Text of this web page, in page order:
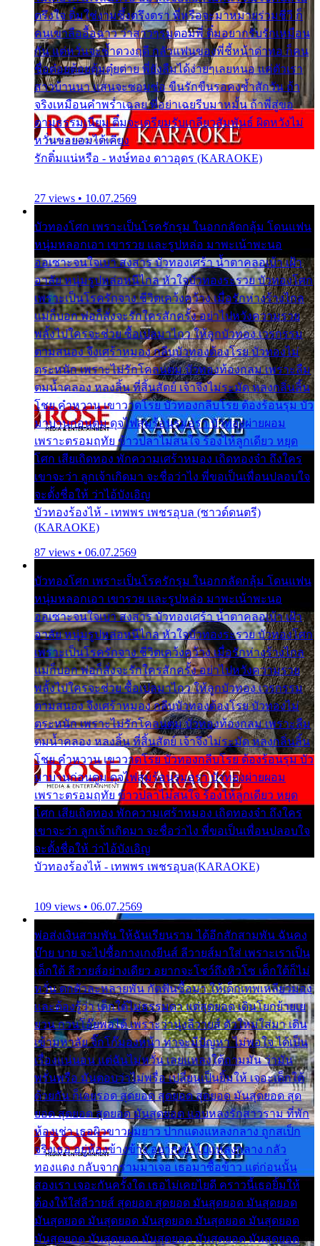
ตรึงใจ ติ๋มใช่งามซึ้งตรึงตรา พี่หรือจะมาหมายร่วมชีวี ก็
คนเขาลืออื้อฉาว ว่าสาวๆรุมตอมพี่ ติ๋มอยากรับรักเหมือน
กัน แต่หวั่นจะช้ำดวงฤดี กลัวแฟนของพี่ชี้หน้าด่าทอ ก็คน
ชื่อต๋อยต้อยตุ้มตุ๋ยต่าย พี่ยังลืมได้ง่ายๆเลยหนอ แค่ตัวเรา
สาวบ้านนา แสนจะซอมซ่อ ขืนรักขืนรอคงช้ำสักวัน ถ้า
จริงเหมือนคำพร่ำเฉลย พี่อย่าเฉยรีบมาหมั้น ถ้าพี่สู่ขอ
ตามธรรมเนียม ติ๋มจะเตรียมรับเกลียวสัมพันธ์ ผิดหวังไม่
หวั่นขอยอมได้เคียง
รักติ๋มแน่หรือ - หงษ์ทอง ดาวอุดร (KARAOKE)
27 views • 10.07.2569
บัวทองโศก เพราะเป็นโรครักรุม ในอกกลัดกลุ้ม โดนแฟน
หนุ่มหลอกเอา เขารวย และรูปหล่อ มาพะเน้าพะนอ
ออเซาะจนใจเบา สงสาร บัวทองเศร้า น้ำตาคลอเบ้า เฝ้า
อาลัย หนุ่มรูปหล่อหนีไกล หัวใจบัวทองระรวย บัวทองโศก
เพราะเป็นโรครักจาง ชีวิตเคว้งคว้าง เมื่อรักห่างร้างไกล
แม่ก็บอก พ่อก็สั่งจะรักใครสักครั้ง อย่าไปหวังความรวย
พลั้งไปใครจะช่วย ซื้อเปลมาไกว ให้ลูกบัวทอง เวรกรรม
ตามสนอง จึงเศร้าหมอง กลีบบัวทองต้องโรย บัวทองไม่
ตระหนัก เพราะไม่รักโคลนตม บัวทองท้องกลม เพราะลืม
ตมน้ำคลอง หลงลิ้น ที่สิ้นสัตย์ เจ้าจึงไม่ระมัด หลงกลิ่นลิ้น
โชย คำหวาน เขาวาดโรย บัวทองกลีบโรย ต้องร้อนรุม บัว
มาบานก่อนตูม ดุจไฟสุมร้อนรุมอุรา บัวทองผ่ายผอม
เพราะตรอมฤทัย ข้าวปลาไม่สนใจ ร้องไห้ลูกเดียว หยุด
โศก เสียเถิดทอง พักความเศร้าหมอง เถิดทองจ๋า ถึงใคร
เขาจะว่า ลูกเจ้าเกิดมา จะชื่อว่าไง พี่ขอเป็นเพื่อนปลอบใจ
จะตั้งชื่อให้ ว่าไอ้บังเอิญ
บัวทองร้องไห้ - เทพพร เพชรอุบล (ซาวด์ดนตรี)
(KARAOKE)
87 views • 06.07.2569
บัวทองโศก เพราะเป็นโรครักรุม ในอกกลัดกลุ้ม โดนแฟน
หนุ่มหลอกเอา เขารวย และรูปหล่อ มาพะเน้าพะนอ
ออเซาะจนใจเบา สงสาร บัวทองเศร้า น้ำตาคลอเบ้า เฝ้า
อาลัย หนุ่มรูปหล่อหนีไกล หัวใจบัวทองระรวย บัวทองโศก
เพราะเป็นโรครักจาง ชีวิตเคว้งคว้าง เมื่อรักห่างร้างไกล
แม่ก็บอก พ่อก็สั่งจะรักใครสักครั้ง อย่าไปหวังความรวย
พลั้งไปใครจะช่วย ซื้อเปลมาไกว ให้ลูกบัวทอง เวรกรรม
ตามสนอง จึงเศร้าหมอง กลีบบัวทองต้องโรย บัวทองไม่
ตระหนัก เพราะไม่รักโคลนตม บัวทองท้องกลม เพราะลืม
ตมน้ำคลอง หลงลิ้น ที่สิ้นสัตย์ เจ้าจึงไม่ระมัด หลงกลิ่นลิ้น
โชย คำหวาน เขาวาดโรย บัวทองกลีบโรย ต้องร้อนรุม บัว
มาบานก่อนตูม ดุจไฟสุมร้อนรุมอุรา บัวทองผ่ายผอม
เพราะตรอมฤทัย ข้าวปลาไม่สนใจ ร้องไห้ลูกเดียว หยุด
โศก เสียเถิดทอง พักความเศร้าหมอง เถิดทองจ๋า ถึงใคร
เขาจะว่า ลูกเจ้าเกิดมา จะชื่อว่าไง พี่ขอเป็นเพื่อนปลอบใจ
จะตั้งชื่อให้ ว่าไอ้บังเอิญ
บัวทองร้องไห้ - เทพพร เพชรอุบล(KARAOKE)
109 views • 06.07.2569
พ่อส่งเงินสามพัน ให้ฉันเรียนราม ได้อีกสักสามพัน ฉันคง
บ๊าย บาย จะไปซื้อกางเกงยีนส์ ลีวายส์มาใส่ เพราะเราเป็น
เด็กใต้ ลีวายส์อย่างเดียว อยากจะโชว์ถึงหิวโซ เด็กใต้ก็ไม่
หวั่น ตกตัวละหลายพัน กัดฟันซื้อมา ให้เด็กเทพเหลียวมอง
และต้องรู้ว่า เด็กใต้ไม่ธรรมดา แต่สุดยอด เดินโยกย้ายเย
ยวน กวนโอ๊ยพอได้ เพราะว่านุ่งลีวายส์ ตัวใหม่ใส่มา เดิน
เข้ามหาลัย จิ๊กโก๊มองหน้า ท่าจะมีปัญหา ไม่พอใจ ได้เป็น
เรื่องแน่นอน แต่ฉันไม่หวั่น เลยแหลงใต้ถามมัน ว่ามัน
พรั่นพรือ มันตอบว่าไม่พรื่อ เปลี่ยนเป็นยิ้มให้ เจอะเด็กใต้
ด้วยกัน ก็เลยรอด สุดยอด สุดยอด สุดยอด มันสุดยอด สุด
ยอด สุดยอด สุดยอด มันสุดยอด แอบหลงรักสาวราม ที่พัก
ห้องเช่า เธอผิวขาวผมยาว ปากแดงแหลงกลาง ถูกสเป็ก
จริงเธอ อยู่ห้องข้างข้าง อยากเข้าไปแหลงกลาง กลัว
ทองแดง กลับจากรามมาเจอ เธอมาซื้อข้าว แต่ก่อนนั้น
สองเรา เจอะกันครั้งใด เธอไม่เคยไยดี คราวนี้เธอยิ้มให้
ต้องให้ใส่ลีวายส์ สุดยอด สุดยอด มันสุดยอด มันสุดยอด
มันสุดยอด มันสุดยอด มันสุดยอด มันสุดยอด มันสุดยอด
มันสุดยอด มันสุดยอด มันสุดยอด มันสุดยอด มันสุดยอด